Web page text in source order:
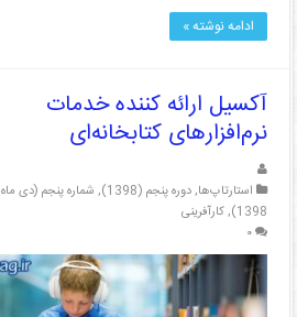
ادامه نوشته »
آکسیل ارائه کننده خدمات
نرم‌افزارهای کتابخانه‌ای
استارتاپ‌ها,دوره پنجم (1398) , شماره پنجم (دی ماه
1398)
,کارآفرینی
۰